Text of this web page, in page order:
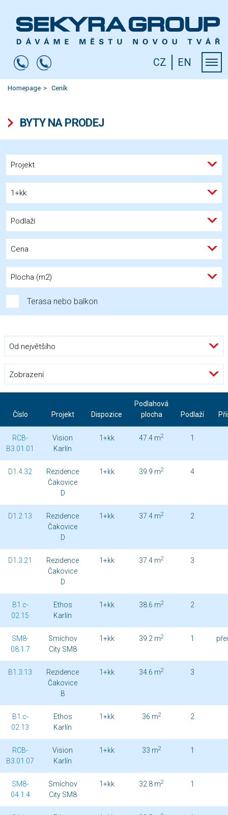
CZ EN
Homepage Ceník
BYTY NA PRODEJ
Projekt
1+kk
Podlaží
Cena
Plocha (m2)
Terasa nebo balkon
Od největšího
Zobrazení
Číslo Projekt Dispozice
Podlahová
plocha
Podlaží
RCB-
B3.01.01
Vision
Karlín
1+kk 47.4 m2 1
D1.4.32
Rezidence
Čakovice
D
1+kk 39.9 m2 4
D1.2.13
Rezidence
Čakovice
D
1+kk 37.4 m2 2
D1.3.21
Rezidence
Čakovice
D
1+kk 37.4 m2 3
B1.c-
02.15
Ethos
Karlín
1+kk 38.6 m2 2
SM8-
08.1.7
Smíchov
City SM8
1+kk 39.2 m2 1
B1.3.13
Rezidence
Čakovice
B
1+kk 34.6 m2 3
B1.c-
02.13
Ethos
Karlín
1+kk 36 m2 2
RCB-
B3.01.07
Vision
Karlín
1+kk 33 m2 1
SM8-
04.1.4
Smíchov
City SM8
1+kk 32.8 m2 1